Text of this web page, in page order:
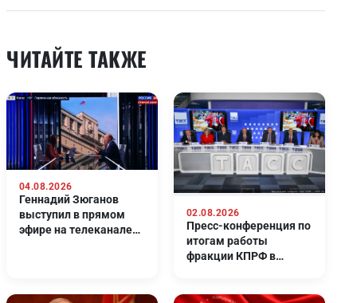
ЧИТАЙТЕ ТАКЖЕ
04.08.2026
Геннадий Зюганов
выступил в прямом
эфире на телеканале
02.08.2026
Пресс-конференция по
итогам работы
фракции КПРФ в